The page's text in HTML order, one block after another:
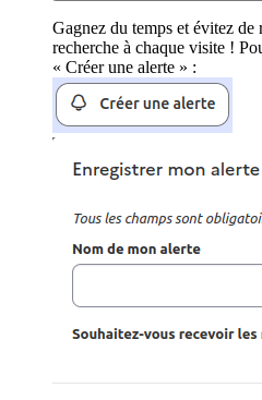
Gagnez du temps et évitez de
recherche à chaque visite !
« Créer une alerte » :